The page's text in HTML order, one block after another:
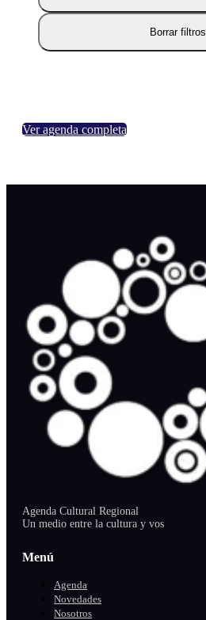
Borrar filtros
Ver agenda completa
Agenda Cultural Regional
Un medio entre la cultura y vos
Menú
Agenda
Novedades
Nosotros